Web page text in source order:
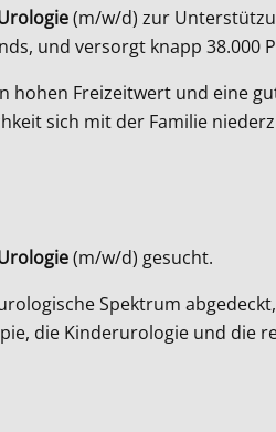
(m/w/d) zur
und versorgt knapp
hohen Freizeitwert und eine
sich mit der Familie
(m/w/d) gesucht.
Spektrum
die Kinderurologie und die